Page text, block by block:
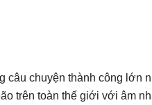
câu chuyện thành công lớn
trên toàn thế giới với âm